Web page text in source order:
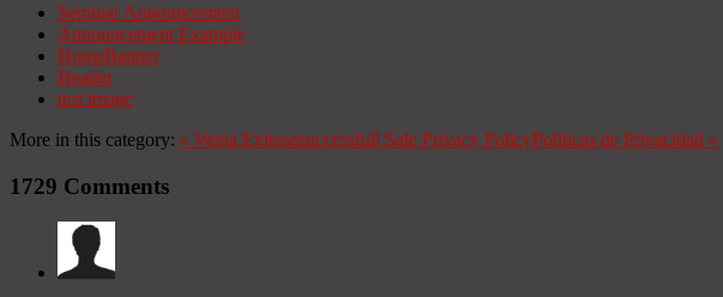
Seminar Announcement
Announcement Example
HomeBanner
Header
test image
More in this category: « Venta Exitosasuccessfull Sale Privacy PolicyPolíticas de Privacidad »
1729 Comments